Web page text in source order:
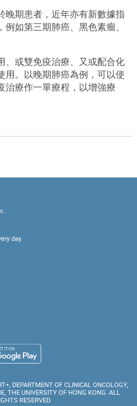
晚期患者，近年亦有新數據指
如第三期肺癌、黑色素瘤、
、或雙免疫治療、又或配合化
用。以晚期肺癌為例，可以使
治療作一單療程，以增強療
day.
DEPARTMENT OF CLINICAL ONCOLOGY,
THE UNIVERSITY OF HONG KONG. ALL
RESERVED.